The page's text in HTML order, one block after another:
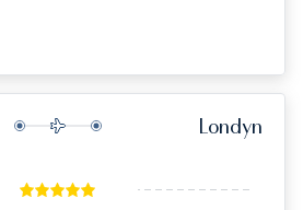
early evening! Would
again! Thank you Marta
Londyn